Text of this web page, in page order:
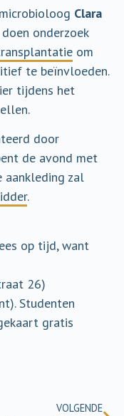
Clara
onderzoek
om
te beïnvloeden.
tijdens het
door
de avond met
aankleding zal
.
op tijd, want
26)
Studenten
gratis
VOLGENDE